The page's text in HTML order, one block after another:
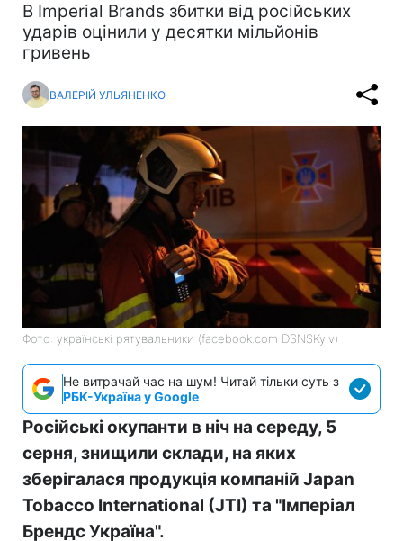
В Imperial Brands збитки від російських
ударів оцінили у десятки мільйонів
гривень
ВАЛЕРІЙ УЛЬЯНЕНКО
Фото: українські рятувальники (facebook.com DSNSKyiv)
Не витрачай час на шум! Читай тільки суть з
РБК-Україна у Google
Російські окупанти в ніч на середу, 5
серня, знищили склади, на яких
зберігалася продукція компаній Japan
Tobacco International (JTI) та "Імперіал
Брендс Україна".